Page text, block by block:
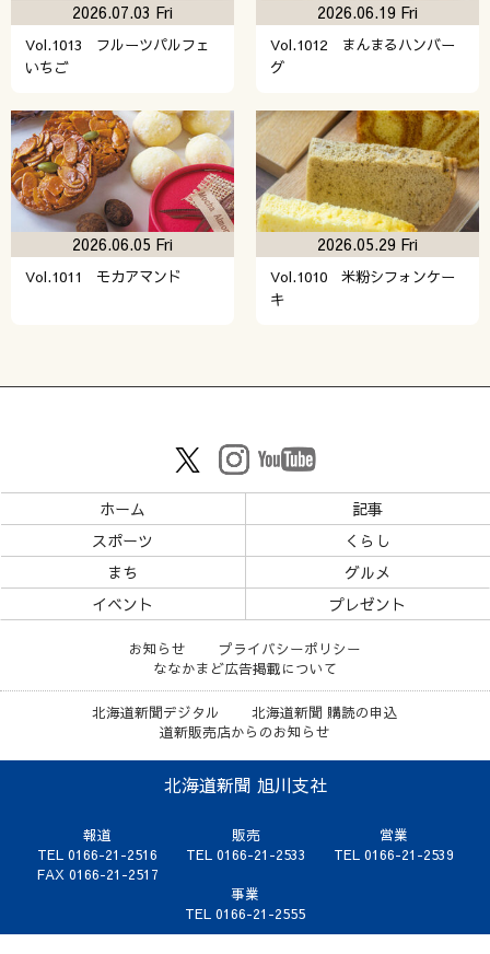
Vol.1013 フルーツパルフェ
いちご
2026.07.03 Fri
Vol.1012 まんまるハンバー
グ
2026.06.19 Fri
Vol.1011 モカアマンド
2026.06.05 Fri
Vol.1010 米粉シフォンケー
キ
2026.05.29 Fri
ホーム
記事
スポーツ
くらし
まち
グルメ
イベント
プレゼント
お知らせ
プライバシーポリシー
ななかまど広告掲載について
北海道新聞デジタル
北海道新聞 購読の申込
道新販売店からのお知らせ
北海道新聞 旭川支社
報道
TEL 0166-21-2516
FAX 0166-21-2517
販売
TEL 0166-21-2533
営業
TEL 0166-21-2539
事業
TEL 0166-21-2555